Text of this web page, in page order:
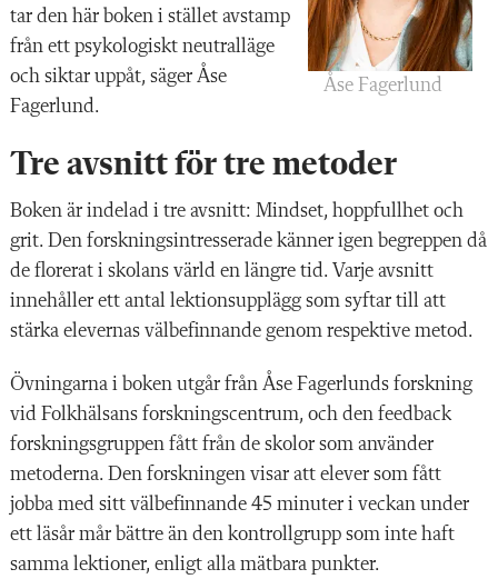
Åse Fagerlund
tar den här boken i stället avstamp
från ett psykologiskt neutralläge
och siktar uppåt, säger Åse
Fagerlund.
Tre avsnitt för tre metoder
Boken är indelad i tre avsnitt: Mindset, hoppfullhet och
grit. Den forskningsintresserade känner igen begreppen då
de florerat i skolans värld en längre tid. Varje avsnitt
innehåller ett antal lektionsupplägg som syftar till att
stärka elevernas välbefinnande genom respektive metod.
Övningarna i boken utgår från Åse Fagerlunds forskning
vid Folkhälsans forskningscentrum, och den feedback
forskningsgruppen fått från de skolor som använder
metoderna. Den forskningen visar att elever som fått
jobba med sitt välbefinnande 45 minuter i veckan under
ett läsår mår bättre än den kontrollgrupp som inte haft
samma lektioner, enligt alla mätbara punkter.